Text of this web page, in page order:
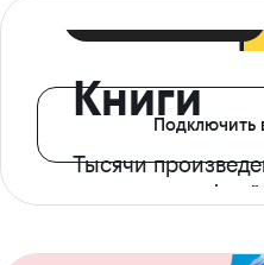
Книги
Тысячи
с доступом офлайн
Подключить